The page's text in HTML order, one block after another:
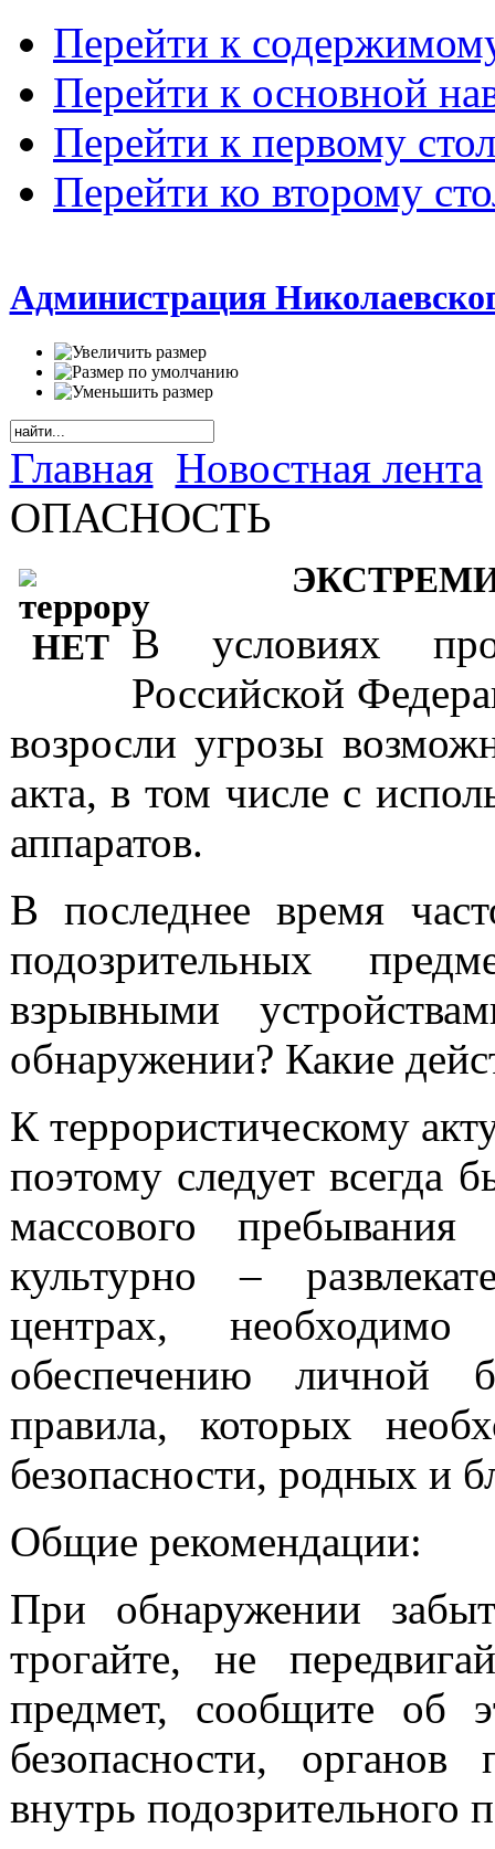
Перейти к
Перейти к основной
Перейти к первому
Перейти ко второму
Администрация
Главная Новостная лента
ОПАСНОСТЬ
В условиях
Российской
возросли угрозы
акта, в том числе с
аппаратов.
В последнее время
подозрительных
взрывными
обнаружении? Какие
К террористическому
поэтому следует всегда
массового
культурно –
центрах,
обеспечению личной
правила, которых
безопасности, родных и
Общие рекомендации:
При обнаружении
трогайте, не
предмет, сообщите об
безопасности,
внутрь подозрительного